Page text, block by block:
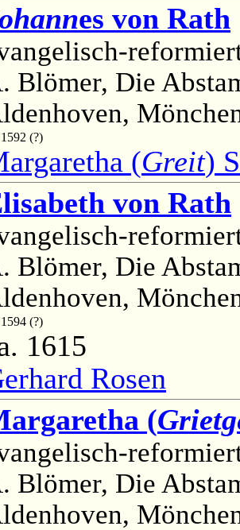
es von Rath
Blömer, Die
(?)
(Greit)
von Rath
Blömer, Die
(?)
1615
Rosen
(
Blömer, Die